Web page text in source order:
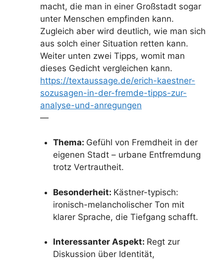
macht, die man in einer Großstadt sogar
unter Menschen empfinden kann.
Zugleich aber wird deutlich, wie man sich
aus solch einer Situation retten kann.
Weiter unten zwei Tipps, womit man
dieses Gedicht vergleichen kann.
https://textaussage.de/erich-kaestner-
sozusagen-in-der-fremde-tipps-zur-
analyse-und-anregungen
—
Thema: Gefühl von Fremdheit in der
eigenen Stadt – urbane Entfremdung
trotz Vertrautheit.
Besonderheit: Kästner-typisch:
ironisch-melancholischer Ton mit
klarer Sprache, die Tiefgang schafft.
Interessanter Aspekt: Regt zur
Diskussion über Identität,